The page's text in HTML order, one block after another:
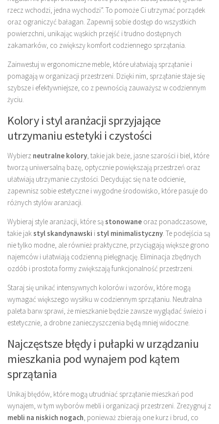
rzecz wchodzi, jedna wychodzi”. To pomoże Ci utrzymać porządek
oraz ograniczyć bałagan. Zapewnij sobie dostęp do wszystkich
powierzchni, unikając wąskich przejść i trudno dostępnych
zakamarków, co zwiększy komfort codziennego sprzątania.
Zainwestuj w ergonomiczne meble, które ułatwiają sprzątanie i
pomagają w organizacji przestrzeni. Dzięki nim, sprzątanie staje się
szybsze i efektywniejsze, co z pewnością zauważysz w codziennym
życiu.
Kolory i styl aranżacji sprzyjające
utrzymaniu estetyki i czystości
Wybierz neutralne kolory, takie jak beże, jasne szarości i biel, które
tworzą uniwersalną bazę, optycznie powiększają przestrzeń oraz
ułatwiają utrzymanie czystości. Decydując się na te odcienie,
zapewnisz sobie estetyczne i wygodne środowisko, które pasuje do
różnych stylów aranżacji.
Wybieraj style aranżacji, które sąstonowane oraz ponadczasowe,
takie jakstyl skandynawski istyl minimalistyczny. Te podejścia są
nie tylko modne, ale również praktyczne, przyciągają większe grono
najemców i ułatwiają codzienną pielęgnację. Eliminacja zbędnych
ozdób i prostota formy zwiększają funkcjonalność przestrzeni.
Staraj się unikać intensywnych kolorów i wzorów, które mogą
wymagać większego wysiłku w codziennym sprzątaniu. Neutralna
paleta barw sprawi, że mieszkanie będzie zawsze wyglądać świeżo i
estetycznie, a drobne zanieczyszczenia będą mniej widoczne.
Najczęstsze błędy i pułapki w urządzaniu
mieszkania pod wynajem pod kątem
sprzątania
Unikaj błędów, które mogą utrudniać sprzątanie mieszkań pod
wynajem, w tym wyborów mebli i organizacji przestrzeni. Zrezygnuj z
mebli na niskich nogach, ponieważ zbierają one kurz i brud, co